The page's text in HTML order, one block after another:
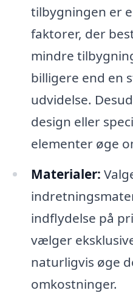
tilbygningen er
faktorer, der
mindre
billigere end en
udvidelse.
design eller
elementer øge
Materialer:
indflydelse på
vælger
naturligvis øge
omkostninger.